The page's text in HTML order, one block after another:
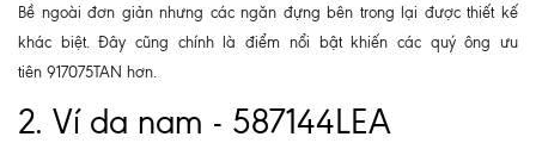
Bề ngoài đơn giản nhưng các ngăn đựng bên trong lại được thiết kế
khác biệt. Đây cũng chính là điểm nổi bật khiến các quý ông ưu
tiên 917075TAN hơn.
2. Ví da nam - 587144LEA